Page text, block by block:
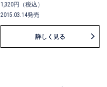
1,320円（税込）
2015.03.14発売
詳しく見る